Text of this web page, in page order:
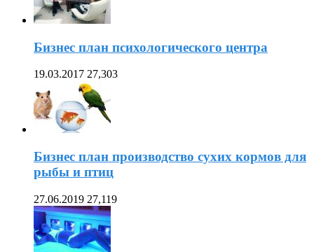
Бизнес план психологического центра
19.03.2017 27,303
Бизнес план производство сухих кормов для
рыбы и птиц
27.06.2019 27,119